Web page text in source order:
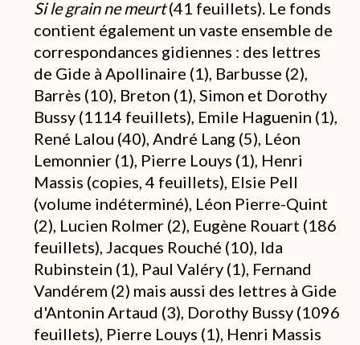
Si le grain ne meurt(41 feuillets). Le fonds
contient également un vaste ensemble de
correspondances gidiennes : des lettres
de Gide à Apollinaire (1), Barbusse (2),
Barrès (10), Breton (1), Simon et Dorothy
Bussy (1114 feuillets), Emile Haguenin (1),
René Lalou (40), André Lang (5), Léon
Lemonnier (1), Pierre Louys (1), Henri
Massis (copies, 4 feuillets), Elsie Pell
(volume indéterminé), Léon Pierre-Quint
(2), Lucien Rolmer (2), Eugène Rouart (186
feuillets), Jacques Rouché (10), Ida
Rubinstein (1), Paul Valéry (1), Fernand
Vandérem (2) mais aussi des lettres à Gide
d'Antonin Artaud (3), Dorothy Bussy (1096
feuillets), Pierre Louys (1), Henri Massis